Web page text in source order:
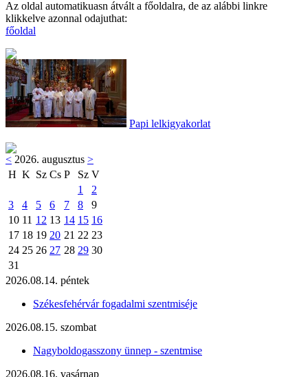
Az oldal automatikuasn átvált a főoldalra, de az alábbi linkre
klikkelve azonnal odajuthat:
főoldal
Papi lelkigyakorlat
< 2026. augusztus >
H K Sz Cs P Sz V
1
2
3
4 5 6 7 8
9
10 11 12 13 14 15 16
17 18 19 20 21 22 23
24 25 26 27 28 29 30
31
2026.08.14. péntek
Székesfehérvár fogadalmi szentmiséje
2026.08.15. szombat
Nagyboldogasszony ünnep - szentmise
2026.08.16. vasárnap